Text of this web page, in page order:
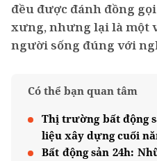
đều được đánh đồng
xưng, nhưng lại là một
người sống đúng với
Có thể bạn quan tâm
Thị trường bất động
liệu xây dựng cuối
Bất động sản 24h: